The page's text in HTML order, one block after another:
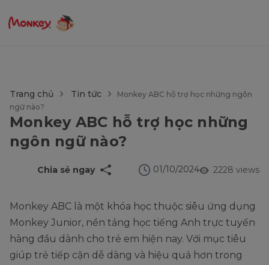
Trang chủ Tin tức
Monkey ABC hỗ trợ học những ngôn
ngữ nào?
Monkey ABC hỗ trợ học những
ngôn ngữ nào?
2228 views
01/10/2024
Chia sẻ ngay
Monkey ABC là một khóa học thuộc siêu ứng dụng
Monkey Junior, nền tảng học tiếng Anh trực tuyến
hàng đầu dành cho trẻ em hiện nay. Với mục tiêu
giúp trẻ tiếp cận dễ dàng và hiệu quả hơn trong